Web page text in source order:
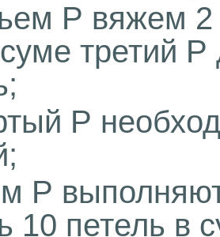
Р вяжем
третий Р
Р
Р
10 петель в